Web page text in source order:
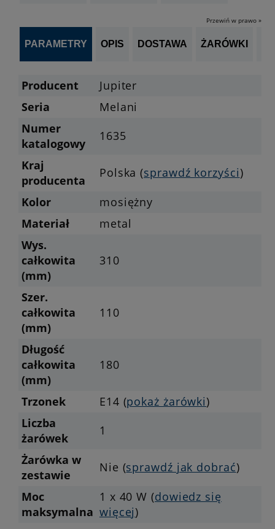
Przewiń w prawo »
PARAMETRY OPIS DOSTAWA ŻARÓWKI
Producent
Jupiter
Seria
Melani
Numer
katalogowy
1635
Kraj
producenta
Polska (sprawdź korzyści)
Kolor
mosiężny
Materiał
metal
Wys.
całkowita
(mm)
310
Szer.
całkowita
(mm)
110
Długość
całkowita
(mm)
180
Trzonek E14 (pokaż żarówki)
Liczba
żarówek
1
Żarówka w
zestawie
Nie (sprawdź jak dobrać)
Moc
maksymalna
1 x 40 W (dowiedz się
więcej)